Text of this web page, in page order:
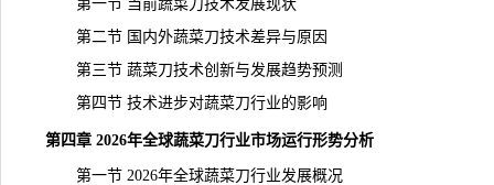
第一节 当前蔬菜刀技术发展现状
第二节 国内外蔬菜刀技术差异与原因
第三节 蔬菜刀技术创新与发展趋势预测
第四节 技术进步对蔬菜刀行业的影响
第四章 2026年全球蔬菜刀行业市场运行形势分析
第一节 2026年全球蔬菜刀行业发展概况